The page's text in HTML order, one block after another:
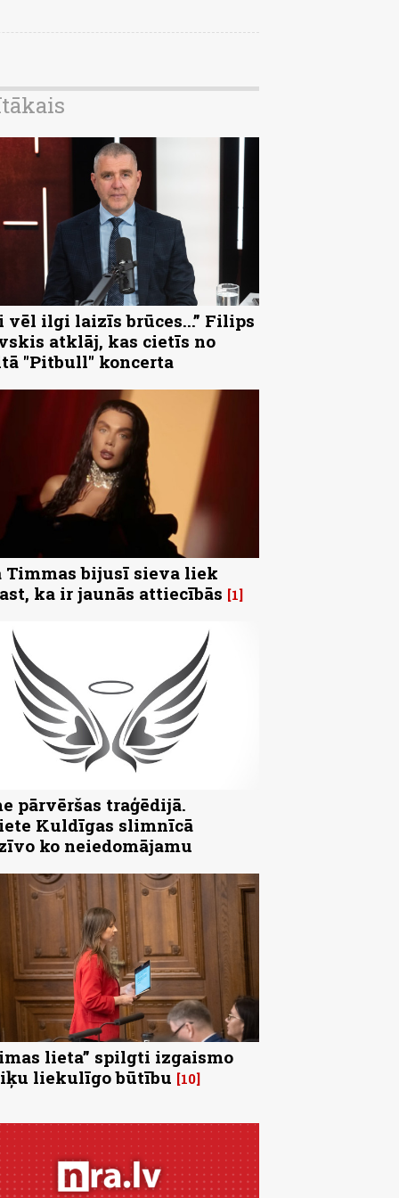
vēl ilgi laizīs brūces...” Filips
atklāj, kas cietīs no
"Pitbull" koncerta
Timmas bijusī sieva liek
ka ir jaunās attiecībās 1
pārvēršas traģēdijā.
Kuldīgas slimnīcā
ko neiedomājamu
lieta” spilgti izgaismo
liekulīgo būtību
10